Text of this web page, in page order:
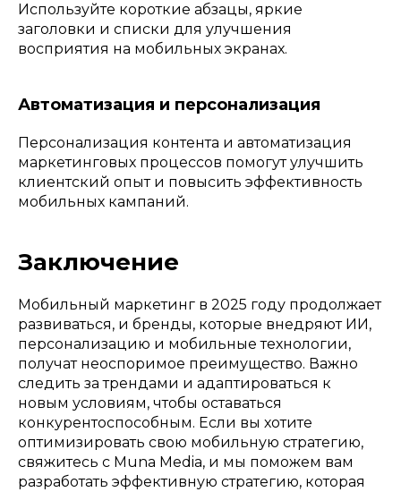
Используйте короткие абзацы, яркие
заголовки и списки для улучшения
восприятия на мобильных экранах.
Автоматизация и персонализация
Персонализация контента и автоматизация
маркетинговых процессов помогут улучшить
клиентский опыт и повысить эффективность
мобильных кампаний.
Заключение
Мобильный маркетинг в 2025 году продолжает
развиваться, и бренды, которые внедряют ИИ,
персонализацию и мобильные технологии,
получат неоспоримое преимущество. Важно
следить за трендами и адаптироваться к
новым условиям, чтобы оставаться
конкурентоспособным. Если вы хотите
оптимизировать свою мобильную стратегию,
свяжитесь с Muna Media, и мы поможем вам
разработать эффективную стратегию, которая